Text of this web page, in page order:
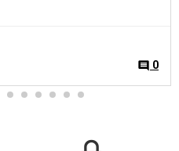
comment 0